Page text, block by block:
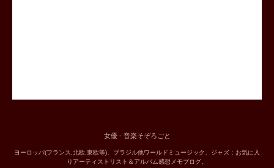
女優 - 音楽そぞろごと
ヨーロッパ(フランス,北欧,東欧等)、ブラジル他ワールドミュージック、ジャズ：お気に入
りアーティストリスト＆アルバム感想メモブログ。